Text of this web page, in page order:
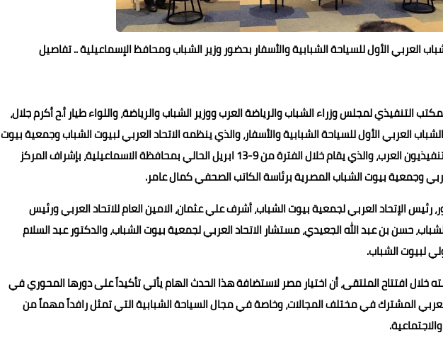
العربي الأول للسياحة الشبابية والأسفار بحضور وزير الشباب ومحافظ الإسماعيلية .. تفاصيل
لمجلس وزراء الشباب والرياضة العرب ووزير الشباب والرياضة، واللواء طيار أ.ح أكرم جلال،
العربي الأول للسياحة الشبابية والأسفار، والذي ينظمه الاتحاد العربي لبيوت الشباب وجمعية بيوت
الشباب المصرية، وملتقي المدراء التنفيذيون العرب، والذي يقام خلال الفترة من 9-13 ابريل الحالي بمحافظة الاسماعيلية، بإشراف المركز
وجمعية بيوت الشباب المصرية برئاسة الكاتب الصحفي كمال عامر.
الإتحاد العربي لجمعية بيوت الشباب، أشرف علي عثمان، الامين العام للاتحاد العربي ورئيس
حسن بن عبد الله الجعيدي، مستشار الاتحاد العربي لجمعية بيوت الشباب، والدكتور عبد السلام
لبيوت الشباب.
افتتاح الملتقى، أن اختيار مصر لاستضافة هذا الحدث الهام يأتي تأكيداً على دورها المحوري في
المشترك في مختلف المجالات، وخاصة في مجال السياحة الشبابية التي تمثل رافداً مهماً من